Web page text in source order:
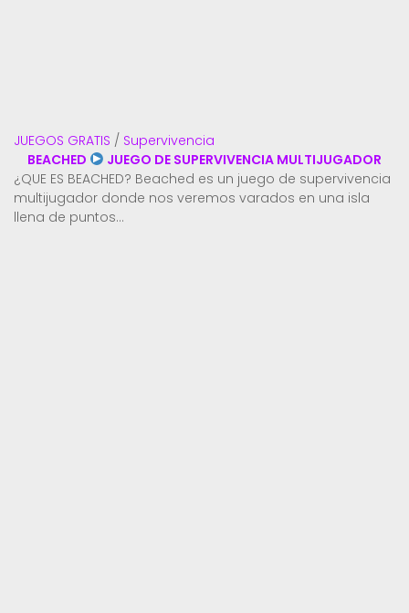
JUEGOS GRATIS / Supervivencia
BEACHED
JUEGO DE SUPERVIVENCIA MULTIJUGADOR
¿QUE ES BEACHED? Beached es un juego de supervivencia
multijugador donde nos veremos varados en una isla
llena de puntos...